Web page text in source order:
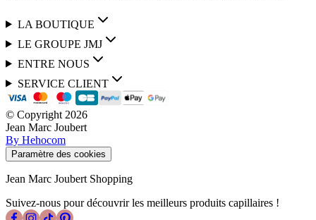
LA BOUTIQUE
LE GROUPE JMJ
ENTRE NOUS
SERVICE CLIENT
© Copyright 2026
Jean Marc Joubert
By Hehocom
Paramètre des cookies
Jean Marc Joubert Shopping
Suivez-nous pour découvrir les meilleurs produits capillaires !